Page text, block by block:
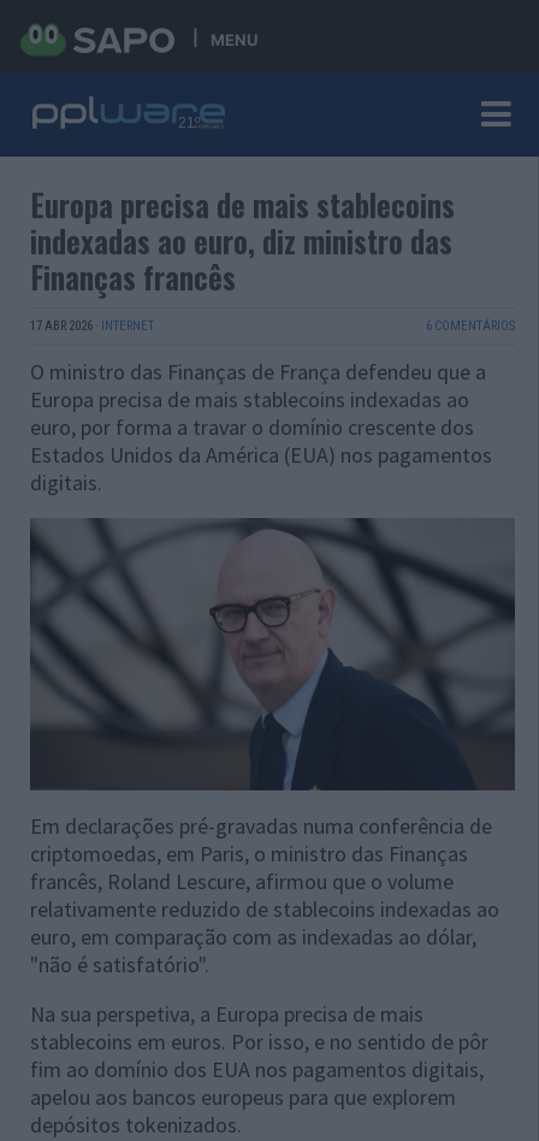
MENU
Europa precisa de mais stablecoins
indexadas ao euro, diz ministro das
Finanças francês
17 ABR 2026 · INTERNET 6 COMENTÁRIOS
O ministro das Finanças de França defendeu que a
Europa precisa de mais stablecoins indexadas ao
euro, por forma a travar o domínio crescente dos
Estados Unidos da América (EUA) nos pagamentos
digitais.
Em declarações pré-gravadas numa conferência de
criptomoedas, em Paris, o ministro das Finanças
francês, Roland Lescure, afirmou que o volume
relativamente reduzido de stablecoins indexadas ao
euro, em comparação com as indexadas ao dólar,
"não é satisfatório".
Na sua perspetiva, a Europa precisa de mais
stablecoins em euros. Por isso, e no sentido de pôr
fim ao domínio dos EUA nos pagamentos digitais,
apelou aos bancos europeus para que explorem
depósitos tokenizados.